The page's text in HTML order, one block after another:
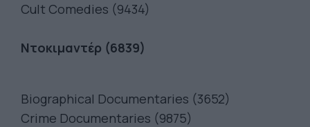
Cult Comedies (9434)
Ντοκιμαντέρ (6839)
Biographical Documentaries (3652)
Crime Documentaries (9875)